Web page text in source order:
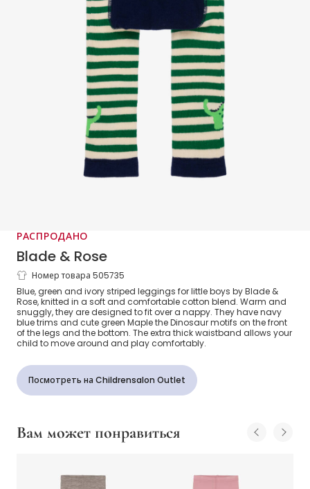
РАСПРОДАНО
Blade & Rose
Синие вязаные леггинсы с динозаврами
для мальчиков
Номер товара 505735
Blue, green and ivory striped leggings for little boys by Blade &
Rose, knitted in a soft and comfortable cotton blend. Warm and
snuggly, they are designed to fit over a nappy. They have navy
blue trims and cute green Maple the Dinosaur motifs on the front
of the legs and the bottom. The extra thick waistband allows your
child to move around and play comfortably.
Посмотреть на Childrensalon Outlet
Вам может понравиться